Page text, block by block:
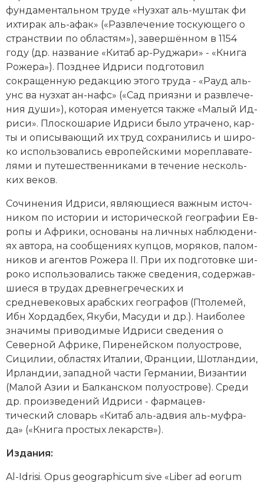
Новая история
Новейшая история
Нумизматика
Общественные объединения и организации
Политическая история
Революции и народные движения
Россия
Северная Америка
Социально-экономическая история
Специальные исторические дисциплины
СССР
Южная Америка
фун­даментальном тру­де «Нуз­хат аль-муш­так фи
их­ти­рак аль-афак» («Раз­вле­че­ние тос­кую­ще­го о
стран­ст­вии по об­лас­тям»), за­вер­шён­ном в 1154
году (др. название «Ки­таб ар-Руд­жа­ри» - «Кни­га
Ро­же­ра»). Позд­нее Идриси под­го­то­вил
сокращенную ре­дак­цию это­го тру­да - «Ра­уд аль-
унс ва нуз­хат ан-нафс» («Сад при­яз­ни и раз­вле­че­
ния ду­ши»), ко­то­рая име­ну­ет­ся так­же «Ма­лый Ид­
ри­си». Пло­с­ко­ша­рие Идриси бы­ло ут­ра­че­но, кар­
ты и опи­сы­ваю­щий их труд со­хра­ни­лись и ши­ро­
ко ис­поль­зо­ва­лись ев­ропейскими мо­ре­пла­ва­те­
ля­ми и пу­те­ше­ст­вен­ни­ка­ми в те­че­ние не­сколь­
ких ве­ков.
Со­чи­не­ния Идриси, яв­ляю­щие­ся важ­ным ис­точ­
ни­ком по ис­то­рии и ис­то­рической гео­гра­фии Ев­
ро­пы и Аф­ри­ки, ос­но­ва­ны на лич­ных на­блю­де­ни­
ях ав­то­ра, на со­об­ще­ни­ях куп­цов, мо­ря­ков, па­лом­
ни­ков и аген­тов Ро­же­ра II. При их под­го­тов­ке ши­
ро­ко ис­поль­зо­ва­лись так­же све­де­ния, со­дер­жав­
шие­ся в тру­дах древнегреческих и
средневековых арабских гео­гра­фов (Пто­ле­мей,
Ибн Хор­дад­бех, Яку­би, Ма­су­ди и др.). Наи­бо­лее
зна­чи­мы при­во­ди­мые Идриси све­де­ния о
Северной Аф­ри­ке, Пи­ре­ней­ском полуострове,
Си­ци­лии, об­лас­тях Ита­лии, Фран­ции, Шот­лан­дии,
Ир­лан­дии, западной час­ти Гер­ма­нии, Ви­зан­тии
(Ма­лой Азии и Бал­кан­ском полуострове). Сре­ди
др. про­из­ве­де­ний Идриси - фар­ма­цев­
тический сло­варь «Ки­таб аль-ад­вия аль-муф­ра­
да» («Кни­га про­стых ле­карств»).
Издания:
Al-Idrisi. Opus geographicum sive «Liber ad eorum